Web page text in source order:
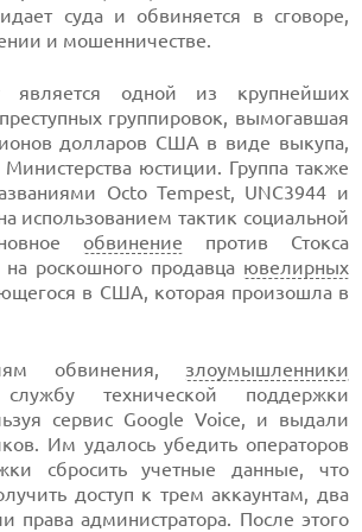
суда и обвиняется в сговоре,
и мошенничестве.
является одной из крупнейших
группировок, вымогавшая
долларов США в виде выкупа,
юстиции. Группа также
Octo Tempest, UNC3944 и
использованием тактик социальной
обвинение против Стокса
на роскошного продавца ювелирных
в США, которая произошла в
обвинения, злоумышленники
технической поддержки
сервис Google Voice, и выдали
Им удалось убедить операторов
сбросить учетные данные, что
доступ к трем аккаунтам, два
права администратора. После этого